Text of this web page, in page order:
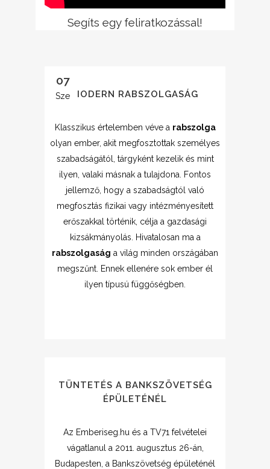
Segíts egy feliratkozással!
07
Sze MODERN RABSZOLGASÁG
Klasszikus értelemben véve a rabszolga
olyan ember, akit megfosztottak személyes
szabadságától, tárgyként kezelik és mint
ilyen, valaki másnak a tulajdona. Fontos
jellemző, hogy a szabadságtól való
megfosztás fizikai vagy intézményesített
erőszakkal történik, célja a gazdasági
kizsákmányolás. Hivatalosan ma a
rabszolgaság a világ minden országában
megszűnt. Ennek ellenére sok ember él
ilyen típusú függőségben.
TÜNTETÉS A BANKSZÖVETSÉG
ÉPÜLETÉNÉL
Az Emberiseg.hu és a TV71 felvételei
vágatlanul a 2011. augusztus 26-án,
Budapesten, a Bankszövetség épületénél